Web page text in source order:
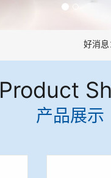
好消息
Product
产品展示